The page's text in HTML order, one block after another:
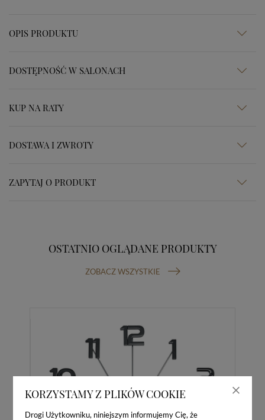
KORZYSTAMY Z PLIKÓW COOKIE
Drogi Użytkowniku, niniejszym informujemy Cię, że
OPIS PRODUKTU
DOSTĘPNOŚĆ W SALONACH
KUP NA RATY
DOSTAWA I ZWROTY
ZAPYTAJ O PRODUKT
OSTATNIO OGLĄDANE PRODUKTY
ZOBACZ WSZYSTKIE